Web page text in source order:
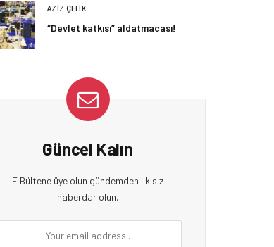
AZIZ ÇELIK
“Devlet katkısı” aldatmacası!
Güncel Kalın
E Bültene üye olun gündemden ilk siz
haberdar olun.